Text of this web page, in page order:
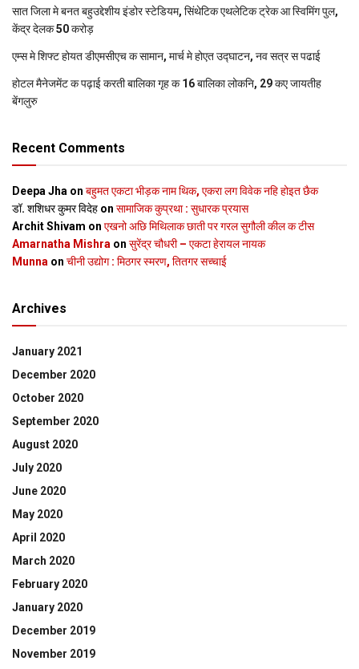
सात जिला मे बनत बहुउद्देशीय इंडोर स्‍टेडि‍यम, सिंथेटिक एथलेटिक ट्रेक आ स्विमिंग पुल,
केंद्र देलक 50 करोड़
एम्स मे शिफ्ट होयत डीएमसीएच क सामान, मार्च मे होएत उद्घाटन, नव सत्र स पढाई
होटल मैनेजमेंट क पढ़ाई करती बालिका गृह क 16 बालिका लोकनि, 29 कए जायतीह
बेंगलुरु
Recent Comments
Deepa Jha on बहुमत एकटा भीड़क नाम थिक, एकरा लग विवेक नहि होइत छैक
डॉ. शशिधर कुमर विदेह on सामाजिक कुप्रथा : सुधारक प्रयास
Archit Shivam on एखनो अछि मिथिलाक छाती पर गरल सुगौली कील क टीस
Amarnatha Mishra on सुरेंद्र चौधरी – एकटा हेरायल नायक
Munna on चीनी उद्योग : मिठगर स्‍मरण, तितगर सच्‍चाई
Archives
January 2021
December 2020
October 2020
September 2020
August 2020
July 2020
June 2020
May 2020
April 2020
March 2020
February 2020
January 2020
December 2019
November 2019